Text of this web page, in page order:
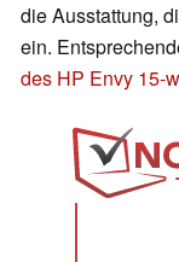
die Ausstattung,
ein.
des HP Envy 15-